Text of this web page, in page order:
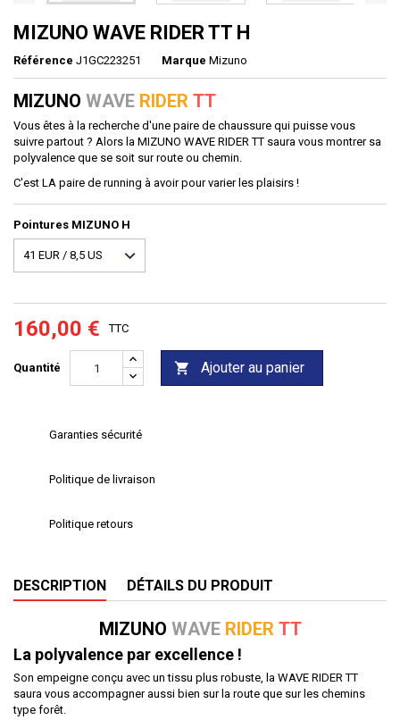
MIZUNO WAVE RIDER TT H
Référence J1GC223251 Marque Mizuno
MIZUNO WAVE RIDER TT
Vous êtes à la recherche d'une paire de chaussure qui puisse vous
suivre partout ? Alors la MIZUNO WAVE RIDER TT saura vous montrer sa
polyvalence que se soit sur route ou chemin.
C'est LA paire de running à avoir pour varier les plaisirs !
Pointures MIZUNO H
160,00 € TTC
Quantité  Ajouter au panier
Garanties sécurité
Politique de livraison
Politique retours
DESCRIPTION DÉTAILS DU PRODUIT
MIZUNO WAVE RIDER TT
La polyvalence par excellence !
Son empeigne conçu avec un tissu plus robuste, la WAVE RIDER TT
saura vous accompagner aussi bien sur la route que sur les chemins
type forêt.